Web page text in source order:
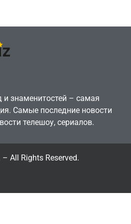
и знаменитостей – самая
Самые последние новости
телешоу, сериалов.
All Rights Reserved.